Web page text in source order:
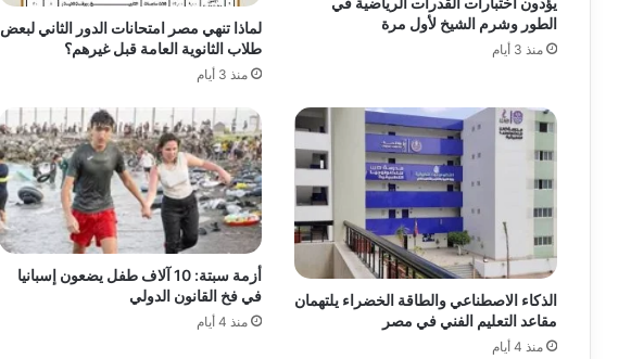
الطور وشرم الشيخ لأول مرة
منذ 3 أيام
لماذا تنهي مصر امتحانات الدور الثاني لبعض
طلاب الثانوية العامة قبل غيرهم؟
منذ 3 أيام
الذكاء الاصطناعي والطاقة الخضراء يلتهمان
مقاعد التعليم الفني في مصر
منذ 4 أيام
أزمة سبتة: 10 آلاف طفل يضعون إسبانيا
في فخ القانون الدولي
منذ 4 أيام